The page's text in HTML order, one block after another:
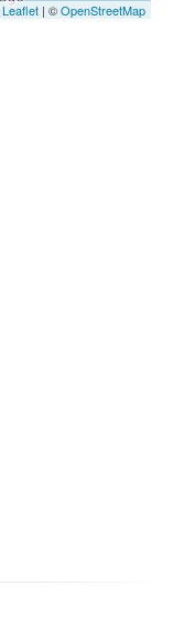
Leaflet | ©OpenStreetMap